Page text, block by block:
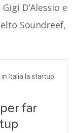
D’Alessio e
Soundreef,